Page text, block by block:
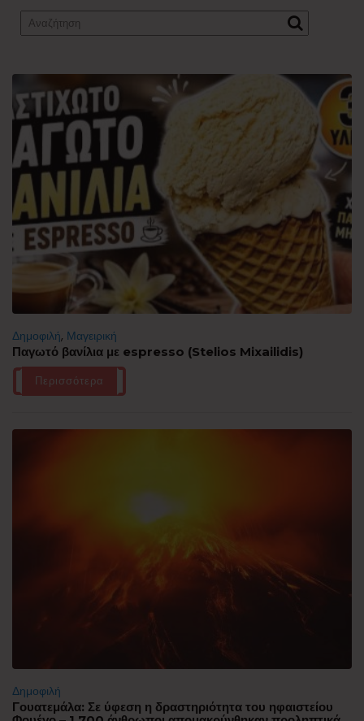
Δημοφιλή, Μαγειρική
Παγωτό βανίλια με espresso (Stelios Mixailidis)
Περισσότερα
Δημοφιλή
Γουατεμάλα: Σε ύφεση η δραστηριότητα του ηφαιστείου